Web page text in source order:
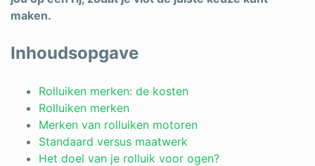
Vloeren
Vochtbestrijding
Warmtepomp
Zonnepanelen
maken.
Inhoudsopgave
Rolluiken merken: de kosten
Rolluiken merken
Merken van rolluiken motoren
Standaard versus maatwerk
Het doel van je rolluik voor ogen?